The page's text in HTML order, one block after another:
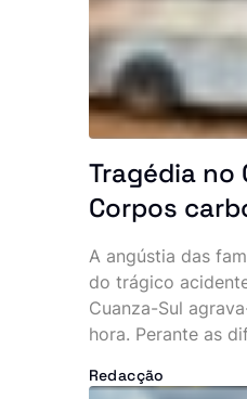
resultou de um
eventual acto
Tragédia no
Corpos
atrasam
famílias
CIVICOP
A angústia das
do trágico
Cuanza-Sul
hora. Perante as
apelam à
Redacção